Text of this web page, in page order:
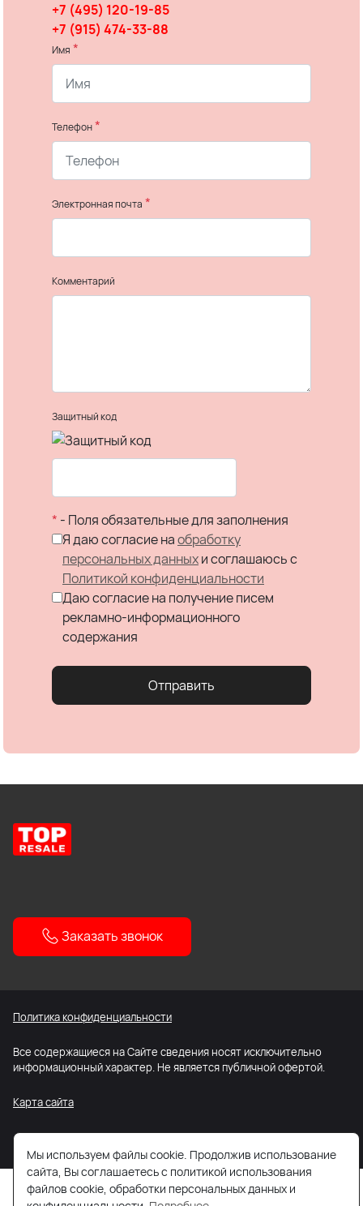
+7 (495) 120-19-85
+7 (915) 474-33-88
Имя *
Телефон*
Электронная почта *
Комментарий
Защитный код
* - Поля обязательные для заполнения
Я даю согласие наобработку
персональных данныхи соглашаюсь c
Политикой конфиденциальности
Даю согласие на получение писем
рекламно-информационного
содержания
Отправить
Заказать звонок
Политика конфиденциальности
Все содержащиеся на Сайте сведения носят исключительно
информационный характер. Не является публичной офертой.
Карта сайта
Мы используем файлы cookie. Продолжив использование
сайта, Вы соглашаетесь с политикой использования
файлов cookie, обработки персональных данных и